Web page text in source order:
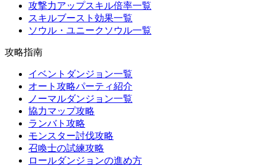
攻撃力アップスキル倍率一覧
スキルブースト効果一覧
ソウル・ユニークソウル一覧
攻略指南
イベントダンジョン一覧
オート攻略パーティ紹介
ノーマルダンジョン一覧
協力マップ攻略
ランバト攻略
モンスター討伐攻略
召喚士の試練攻略
ロールダンジョンの進め方